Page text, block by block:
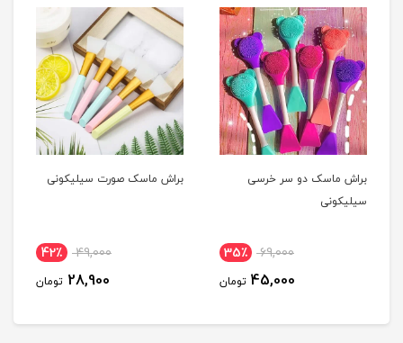
براش ماسک دو سر خرسی
سیلیکونی
69,000 35٪
45,000 تومان
براش ماسک صورت سیلیکونی
49,000 42٪
28,900 تومان